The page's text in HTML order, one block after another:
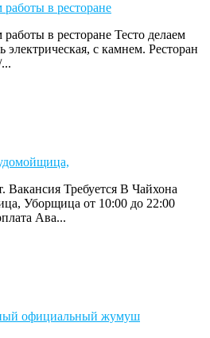
в ресторане
в ресторане Тесто делаем
с камнем. Ресторан
Вакансия Требуется В Чайхона
Уборщица от 10:00 до 22:00
Ава...
официальный жумуш